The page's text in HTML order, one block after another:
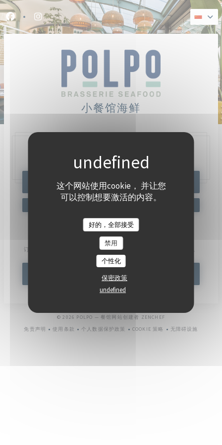
Cookie管理面板
这个网站使用cookie， 并让您
可以控制想要激活的内容。
好的，全部接受
禁用
个性化
保密政策
undefined
Facebook ((在新窗口中打开))
Instagram ((在新窗口中打开))
小餐馆海鲜
47, Quai Charles Pasqua,92300 Levallois-Perret
预订餐位
了解最新信息
订阅我们的时事通讯，通过电子邮件接收我们的个性化通讯和营销优惠。
订阅
© 2026 POLPO — 餐馆网站创建者 ZENCHEF
免责声明
使用条款
个人数据保护政策
COOKIE 策略
无障碍设施